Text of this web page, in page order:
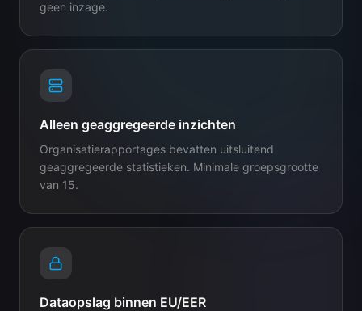
geen inzage.
Alleen geaggregeerde inzichten
Organisatierapportages bevatten uitsluitend
geaggregeerde statistieken. Minimale groepsgrootte
van 15.
Dataopslag binnen EU/EER